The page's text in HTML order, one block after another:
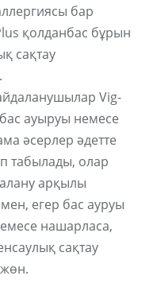
бар
қолданбас бұрын
сақтау
Vig-
ауыруы немесе
әсерлер әдетте
табылады, олар
арқылы
егер бас ауруы
нашарласа,
сақтау